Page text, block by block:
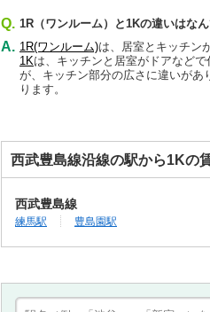
Q. 1R（ワンルーム）と1Kの違いはなん
A. 1R(ワンルーム)は、居室とキッチン
1Kは、キッチンと居室がドアなど
が、キッチン部分の広さに違いがあ
ります。
西武豊島線沿線の駅から1Kの
西武豊島線
練馬駅 豊島園駅